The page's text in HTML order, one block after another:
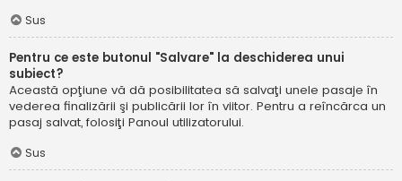
Sus
Pentru ce este butonul "Salvare" la deschiderea unui
subiect?
Această opţiune vă dă posibilitatea să salvaţi unele pasaje în
vederea finalizării şi publicării lor în viitor. Pentru a reîncărca un
pasaj salvat, folosiţi Panoul utilizatorului.
Sus